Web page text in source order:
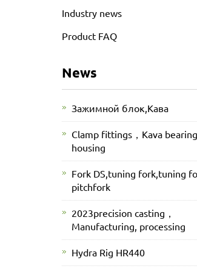
Industry news
Product FAQ
News
Зажимной блок,Кава
Clamp fittings，Kava bearing
housing
Fork DS,tuning fork,tuning
pitchfork
2023precision casting，
Manufacturing, processing
Hydra Rig HR440